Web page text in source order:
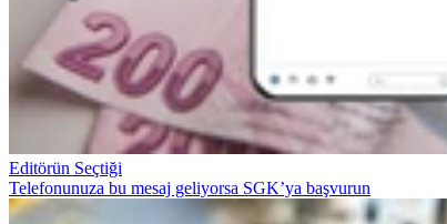
Editörün Seçtiği
Telefonunuza bu mesaj geliyorsa SGK’ya başvurun